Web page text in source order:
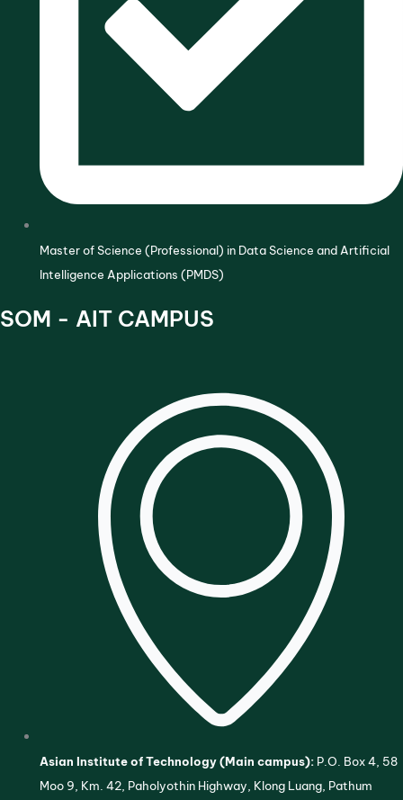
Master of Science (Professional) in Data Science and Artificial
Intelligence Applications (PMDS)
SOM - AIT CAMPUS
Asian Institute of Technology (Main campus):P.O. Box 4, 58
Moo 9, Km. 42, Paholyothin Highway, Klong Luang, Pathum